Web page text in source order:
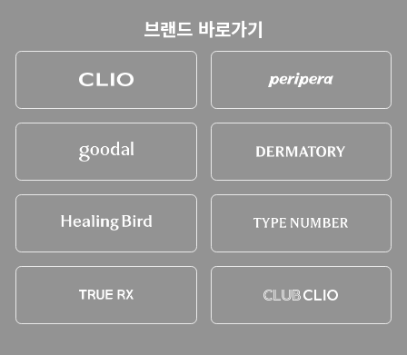
브랜드 바로가기